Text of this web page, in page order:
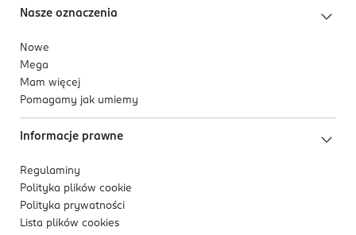
Nasze oznaczenia
Nowe
Mega
Mam więcej
Pomagamy jak umiemy
Informacje prawne
Regulaminy
Polityka plików cookie
Polityka prywatności
Lista plików cookies